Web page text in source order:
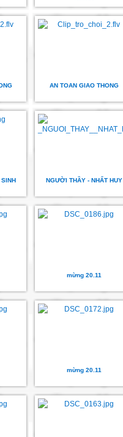
AN TOAN GIAO THONG
NGƯỜI THẦY - NHẤT HUY
mừng 20.11
mừng 20.11